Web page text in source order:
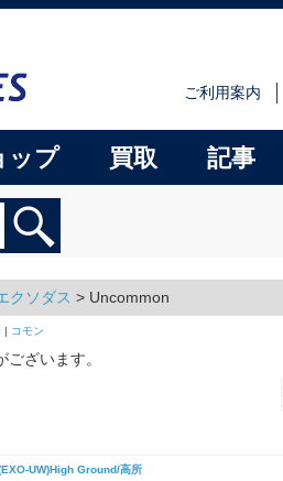
ご利用案内
ップ 買取 記事
| コモン
クソダス > Uncommon
ございます。
UW)High Ground/高所